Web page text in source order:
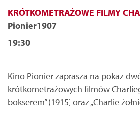
KRÓTKOMETRAŻOWE FILMY
Pionier1907
19:30
Kino Pionier zaprasza na pokaz
krótkometrażowych filmów
bokserem” (1915) oraz „Charlie